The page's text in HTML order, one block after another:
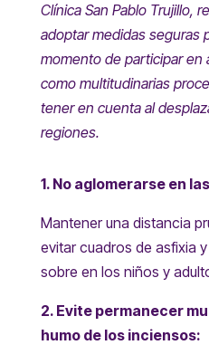
Clínica San Pablo Trujillo,
adoptar medidas seguras
momento de participar en
como multitudinarias
tener en cuenta al
regiones.
1. No aglomerarse en
Mantener una distancia
evitar cuadros de asfixia
sobre en los niños y
2. Evite permanecer
humo de los inciensos: